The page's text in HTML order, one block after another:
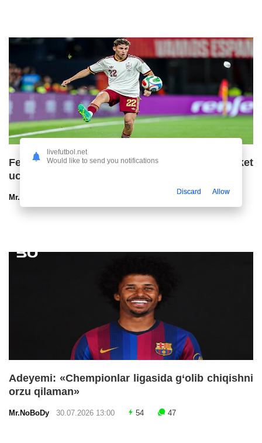
Fermin Lopes «Barselona»ning ketma-ket
uchinchi chempionlik imkoniyatlarini baholadi
Mr.NoBoDy
Adeyemi: «Chempionlar ligasida g‘olib chiqishni
orzu qilaman»
Mr.NoBoDy 30.07.2026 13:00 54 47
livefutbol.net
Would like to send you notifications
Discard Allow